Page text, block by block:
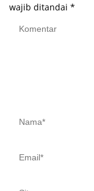
wajib ditandai *